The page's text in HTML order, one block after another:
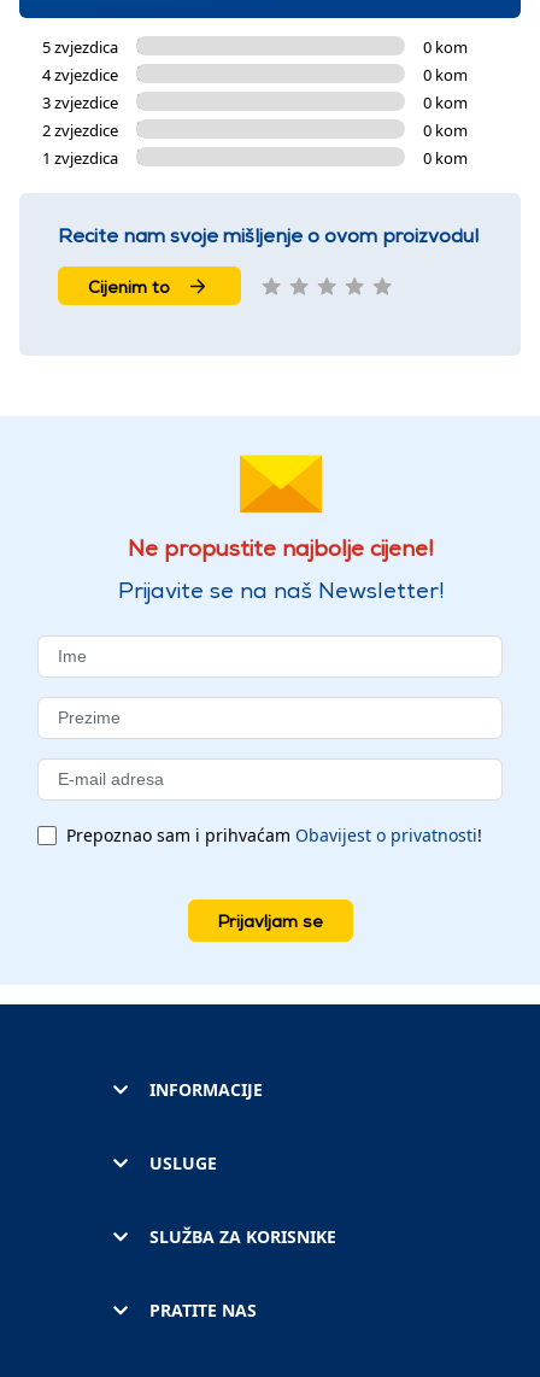
5 zvjezdica
0 kom
4 zvjezdice
0 kom
3 zvjezdice
0 kom
2 zvjezdice
0 kom
1 zvjezdica
0 kom
Recite nam svoje mišljenje o ovom proizvodu!
Cijenim to
Ne propustite najbolje cijene!
Prijavite se na naš Newsletter!
Prepoznao sam i prihvaćam Obavijest o privatnosti!
Prijavljam se
INFORMACIJE
USLUGE
SLUŽBA ZA KORISNIKE
PRATITE NAS